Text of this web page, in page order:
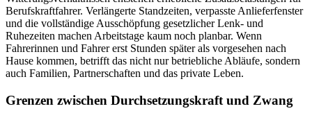
Berufskraftfahrer. Verlängerte Standzeiten, verpasste Anlieferfenster
und die vollständige Ausschöpfung gesetzlicher Lenk- und
Ruhezeiten machen Arbeitstage kaum noch planbar. Wenn
Fahrerinnen und Fahrer erst Stunden später als vorgesehen nach
Hause kommen, betrifft das nicht nur betriebliche Abläufe, sondern
auch Familien, Partnerschaften und das private Leben.
Grenzen zwischen Durchsetzungskraft und Zwang